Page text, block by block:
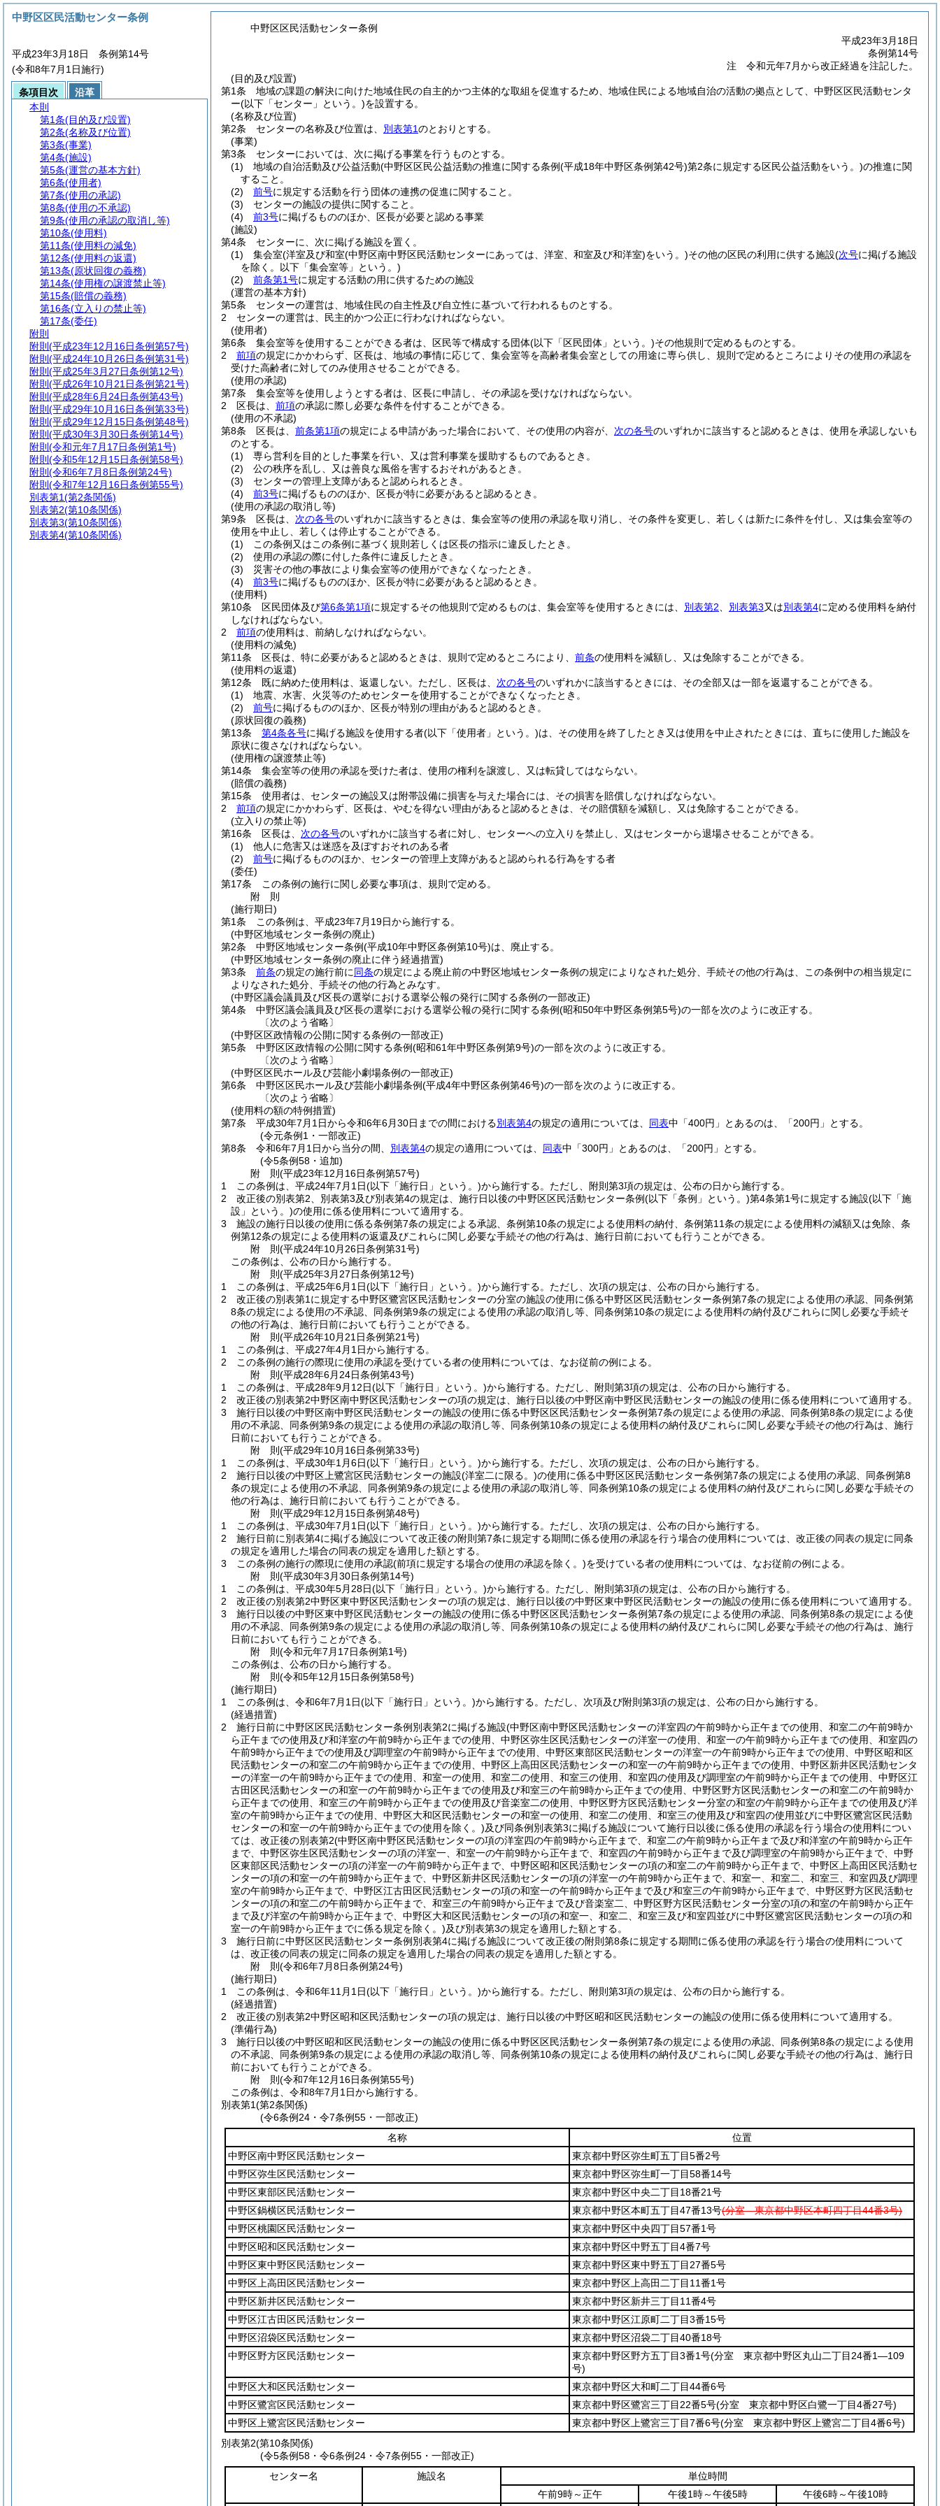
中野区区民活動センター条例
平成23年3月18日
条例第14号
注 令和元年7月から改正経過を注記した。
(目的及び設置)
第1条
地域の課題の解決に向けた地域住民の自主的かつ主体的な取組を促進するため、地域住民による地域自治の活動の拠点として、中野区区民活動センタ
ー(以下「センター」という。)を設置する。
(名称及び位置)
第2条
センターの名称及び位置は、 別表第1のとおりとする。
(事業)
第3条
センターにおいては、次に掲げる事業を行うものとする。
(1)
地域の自治活動及び公益活動(中野区区民公益活動の推進に関する条例(平成18年中野区条例第42号)第2条に規定する区民公益活動をいう。)の推進に関
すること。
(2)
前号に規定する活動を行う団体の連携の促進に関すること。
(3)
センターの施設の提供に関すること。
(4)
前3号に掲げるもののほか、区長が必要と認める事業
(施設)
第4条
センターに、次に掲げる施設を置く。
(1)
集会室(洋室及び和室(中野区南中野区民活動センターにあっては、洋室、和室及び和洋室)をいう。)その他の区民の利用に供する施設(次号に掲げる施設
を除く。以下「集会室等」という。)
(2)
前条第1号に規定する活動の用に供するための施設
(運営の基本方針)
第5条
センターの運営は、地域住民の自主性及び自立性に基づいて行われるものとする。
2
センターの運営は、民主的かつ公正に行わなければならない。
(使用者)
第6条
集会室等を使用することができる者は、区民等で構成する団体(以下「区民団体」という。)その他規則で定めるものとする。
2
前項の規定にかかわらず、区長は、地域の事情に応じて、集会室等を高齢者集会室としての用途に専ら供し、規則で定めるところによりその使用の承認を
受けた高齢者に対してのみ使用させることができる。
(使用の承認)
第7条
集会室等を使用しようとする者は、区長に申請し、その承認を受けなければならない。
2
区長は、 前項の承認に際し必要な条件を付することができる。
(使用の不承認)
第8条
区長は、 前条第1項の規定による申請があった場合において、その使用の内容が、 次の各号のいずれかに該当すると認めるときは、使用を承認しないも
のとする。
(1)
専ら営利を目的とした事業を行い、又は営利事業を援助するものであるとき。
(2)
公の秩序を乱し、又は善良な風俗を害するおそれがあるとき。
(3)
センターの管理上支障があると認められるとき。
(4)
前3号に掲げるもののほか、区長が特に必要があると認めるとき。
(使用の承認の取消し等)
第9条
区長は、 次の各号のいずれかに該当するときは、集会室等の使用の承認を取り消し、その条件を変更し、若しくは新たに条件を付し、又は集会室等の
使用を中止し、若しくは停止することができる。
(1)
この条例又はこの条例に基づく規則若しくは区長の指示に違反したとき。
(2)
使用の承認の際に付した条件に違反したとき。
(3)
災害その他の事故により集会室等の使用ができなくなったとき。
(4)
前3号に掲げるもののほか、区長が特に必要があると認めるとき。
(使用料)
第10条
区民団体及び第6条第1項に規定するその他規則で定めるものは、集会室等を使用するときには、 別表第2 別表第3又は別表第4に定める使用料を納付
しなければならない。
2
前項の使用料は、前納しなければならない。
(使用料の減免)
第11条
区長は、特に必要があると認めるときは、規則で定めるところにより、 前条の使用料を減額し、又は免除することができる。
(使用料の返還)
第12条
既に納めた使用料は、返還しない。 ただし、区長は、 次の各号のいずれかに該当するときには、その全部又は一部を返還することができる。
(1)
地震、水害、火災等のためセンターを使用することができなくなったとき。
(2)
前号に掲げるもののほか、区長が特別の理由があると認めるとき。
(原状回復の義務)
第13条
第4条各号に掲げる施設を使用する者(以下「使用者」という。)は、その使用を終了したとき又は使用を中止されたときには、直ちに使用した施設を
原状に復さなければならない。
(使用権の譲渡禁止等)
第14条
集会室等の使用の承認を受けた者は、使用の権利を譲渡し、又は転貸してはならない。
(賠償の義務)
第15条
使用者は、センターの施設又は附帯設備に損害を与えた場合には、その損害を賠償しなければならない。
2
前項の規定にかかわらず、区長は、やむを得ない理由があると認めるときは、その賠償額を減額し、又は免除することができる。
(立入りの禁止等)
第16条
区長は、 次の各号のいずれかに該当する者に対し、センターへの立入りを禁止し、又はセンターから退場させることができる。
(1)
他人に危害又は迷惑を及ぼすおそれのある者
(2)
前号に掲げるもののほか、センターの管理上支障があると認められる行為をする者
(委任)
第17条
この条例の施行に関し必要な事項は、規則で定める。
附 則
(施行期日)
第1条
この条例は、平成23年7月19日から施行する。
(中野区地域センター条例の廃止)
第2条
中野区地域センター条例(平成10年中野区条例第10号)は、廃止する。
(中野区地域センター条例の廃止に伴う経過措置)
第3条
前条の規定の施行前に同条の規定による廃止前の中野区地域センター条例の規定によりなされた処分、手続その他の行為は、この条例中の相当規定に
よりなされた処分、手続その他の行為とみなす。
(中野区議会議員及び区長の選挙における選挙公報の発行に関する条例の一部改正)
第4条
中野区議会議員及び区長の選挙における選挙公報の発行に関する条例(昭和50年中野区条例第5号)の一部を次のように改正する。
〔次のよう省略〕
(中野区区政情報の公開に関する条例の一部改正)
第5条
中野区区政情報の公開に関する条例(昭和61年中野区条例第9号)の一部を次のように改正する。
〔次のよう省略〕
(中野区区民ホール及び芸能小劇場条例の一部改正)
第6条
中野区区民ホール及び芸能小劇場条例(平成4年中野区条例第46号)の一部を次のように改正する。
〔次のよう省略〕
(使用料の額の特例措置)
第7条
平成30年7月1日から令和6年6月30日までの間における別表第4の規定の適用については、 同表中「400円」とあるのは、「200円」とする。
(令元条例1・一部改正)
第8条
令和6年7月1日から当分の間、 別表第4の規定の適用については、 同表中「300円」とあるのは、「200円」とする。
(令5条例58・追加)
附 則(平成23年12月16日条例第57号)
1
この条例は、平成24年7月1日(以下「施行日」という。)から施行する。 ただし、附則第3項の規定は、公布の日から施行する。
2
改正後の別表第2、別表第3及び別表第4の規定は、施行日以後の中野区区民活動センター条例(以下「条例」という。)第4条第1号に規定する施設(以下「施
設」という。)の使用に係る使用料について適用する。
3
施設の施行日以後の使用に係る条例第7条の規定による承認、条例第10条の規定による使用料の納付、条例第11条の規定による使用料の減額又は免除、条
例第12条の規定による使用料の返還及びこれらに関し必要な手続その他の行為は、施行日前においても行うことができる。
附 則(平成24年10月26日条例第31号)
この条例は、公布の日から施行する。
附 則(平成25年3月27日条例第12号)
1
この条例は、平成25年6月1日(以下「施行日」という。)から施行する。 ただし、次項の規定は、公布の日から施行する。
2
改正後の別表第1に規定する中野区鷺宮区民活動センターの分室の施設の使用に係る中野区区民活動センター条例第7条の規定による使用の承認、同条例第
8条の規定による使用の不承認、同条例第9条の規定による使用の承認の取消し等、同条例第10条の規定による使用料の納付及びこれらに関し必要な手続そ
の他の行為は、施行日前においても行うことができる。
附 則(平成26年10月21日条例第21号)
1
この条例は、平成27年4月1日から施行する。
2
この条例の施行の際現に使用の承認を受けている者の使用料については、なお従前の例による。
附 則(平成28年6月24日条例第43号)
1
この条例は、平成28年9月12日(以下「施行日」という。)から施行する。 ただし、附則第3項の規定は、公布の日から施行する。
2
改正後の別表第2中野区南中野区民活動センターの項の規定は、施行日以後の中野区南中野区民活動センターの施設の使用に係る使用料について適用する。
3
施行日以後の中野区南中野区民活動センターの施設の使用に係る中野区区民活動センター条例第7条の規定による使用の承認、同条例第8条の規定による使
用の不承認、同条例第9条の規定による使用の承認の取消し等、同条例第10条の規定による使用料の納付及びこれらに関し必要な手続その他の行為は、施行
日前においても行うことができる。
附 則(平成29年10月16日条例第33号)
1
この条例は、平成30年1月6日(以下「施行日」という。)から施行する。 ただし、次項の規定は、公布の日から施行する。
2
施行日以後の中野区上鷺宮区民活動センターの施設(洋室二に限る。)の使用に係る中野区区民活動センター条例第7条の規定による使用の承認、同条例第8
条の規定による使用の不承認、同条例第9条の規定による使用の承認の取消し等、同条例第10条の規定による使用料の納付及びこれらに関し必要な手続その
他の行為は、施行日前においても行うことができる。
附 則(平成29年12月15日条例第48号)
1
この条例は、平成30年7月1日(以下「施行日」という。)から施行する。 ただし、次項の規定は、公布の日から施行する。
2
施行日前に別表第4に掲げる施設について改正後の附則第7条に規定する期間に係る使用の承認を行う場合の使用料については、改正後の同表の規定に同条
の規定を適用した場合の同表の規定を適用した額とする。
3
この条例の施行の際現に使用の承認(前項に規定する場合の使用の承認を除く。)を受けている者の使用料については、なお従前の例による。
附 則(平成30年3月30日条例第14号)
1
この条例は、平成30年5月28日(以下「施行日」という。)から施行する。 ただし、附則第3項の規定は、公布の日から施行する。
2
改正後の別表第2中野区東中野区民活動センターの項の規定は、施行日以後の中野区東中野区民活動センターの施設の使用に係る使用料について適用する。
3
施行日以後の中野区東中野区民活動センターの施設の使用に係る中野区区民活動センター条例第7条の規定による使用の承認、同条例第8条の規定による使
用の不承認、同条例第9条の規定による使用の承認の取消し等、同条例第10条の規定による使用料の納付及びこれらに関し必要な手続その他の行為は、施行
日前においても行うことができる。
附 則(令和元年7月17日条例第1号)
この条例は、公布の日から施行する。
附 則(令和5年12月15日条例第58号)
(施行期日)
1
この条例は、令和6年7月1日(以下「施行日」という。)から施行する。 ただし、次項及び附則第3項の規定は、公布の日から施行する。
(経過措置)
2
施行日前に中野区区民活動センター条例別表第2に掲げる施設(中野区南中野区民活動センターの洋室四の午前9時から正午までの使用、和室二の午前9時か
ら正午までの使用及び和洋室の午前9時から正午までの使用、中野区弥生区民活動センターの洋室一の使用、和室一の午前9時から正午までの使用、和室四の
午前9時から正午までの使用及び調理室の午前9時から正午までの使用、中野区東部区民活動センターの洋室一の午前9時から正午までの使用、中野区昭和区
民活動センターの和室二の午前9時から正午までの使用、中野区上高田区民活動センターの和室一の午前9時から正午までの使用、中野区新井区民活動センタ
ーの洋室一の午前9時から正午までの使用、和室一の使用、和室二の使用、和室三の使用、和室四の使用及び調理室の午前9時から正午までの使用、中野区江
古田区民活動センターの和室一の午前9時から正午までの使用及び和室三の午前9時から正午までの使用、中野区野方区民活動センターの和室二の午前9時か
ら正午までの使用、和室三の午前9時から正午までの使用及び音楽室二の使用、中野区野方区民活動センター分室の和室の午前9時から正午までの使用及び洋
室の午前9時から正午までの使用、中野区大和区民活動センターの和室一の使用、和室二の使用、和室三の使用及び和室四の使用並びに中野区鷺宮区民活動
センターの和室一の午前9時から正午までの使用を除く。)及び同条例別表第3に掲げる施設について施行日以後に係る使用の承認を行う場合の使用料につい
ては、改正後の別表第2(中野区南中野区民活動センターの項の洋室四の午前9時から正午まで、和室二の午前9時から正午まで及び和洋室の午前9時から正午
まで、中野区弥生区民活動センターの項の洋室一、和室一の午前9時から正午まで、和室四の午前9時から正午まで及び調理室の午前9時から正午まで、中野
区東部区民活動センターの項の洋室一の午前9時から正午まで、中野区昭和区民活動センターの項の和室二の午前9時から正午まで、中野区上高田区民活動セ
ンターの項の和室一の午前9時から正午まで、中野区新井区民活動センターの項の洋室一の午前9時から正午まで、和室一、和室二、和室三、和室四及び調理
室の午前9時から正午まで、中野区江古田区民活動センターの項の和室一の午前9時から正午まで及び和室三の午前9時から正午まで、中野区野方区民活動セ
ンターの項の和室二の午前9時から正午まで、和室三の午前9時から正午まで及び音楽室二、中野区野方区民活動センター分室の項の和室の午前9時から正午
まで及び洋室の午前9時から正午まで、中野区大和区民活動センターの項の和室一、和室二、和室三及び和室四並びに中野区鷺宮区民活動センターの項の和
室一の午前9時から正午までに係る規定を除く。)及び別表第3の規定を適用した額とする。
3
施行日前に中野区区民活動センター条例別表第4に掲げる施設について改正後の附則第8条に規定する期間に係る使用の承認を行う場合の使用料について
は、改正後の同表の規定に同条の規定を適用した場合の同表の規定を適用した額とする。
附 則(令和6年7月8日条例第24号)
(施行期日)
1
この条例は、令和6年11月1日(以下「施行日」という。)から施行する。 ただし、附則第3項の規定は、公布の日から施行する。
(経過措置)
2
改正後の別表第2中野区昭和区民活動センターの項の規定は、施行日以後の中野区昭和区民活動センターの施設の使用に係る使用料について適用する。
(準備行為)
3
施行日以後の中野区昭和区民活動センターの施設の使用に係る中野区区民活動センター条例第7条の規定による使用の承認、同条例第8条の規定による使用
の不承認、同条例第9条の規定による使用の承認の取消し等、同条例第10条の規定による使用料の納付及びこれらに関し必要な手続その他の行為は、施行日
前においても行うことができる。
附 則(令和7年12月16日条例第55号)
この条例は、令和8年7月1日から施行する。
別表第1(第2条関係)
(令6条例24・令7条例55・一部改正)
名称
位置
中野区南中野区民活動センター
東京都中野区弥生町五丁目5番2号
中野区弥生区民活動センター
東京都中野区弥生町一丁目58番14号
中野区東部区民活動センター
東京都中野区中央二丁目18番21号
中野区鍋横区民活動センター
東京都中野区本町五丁目47番13号(分室 東京都中野区本町四丁目44番3号)
中野区桃園区民活動センター
東京都中野区中央四丁目57番1号
中野区昭和区民活動センター
東京都中野区中野五丁目4番7号
中野区東中野区民活動センター
東京都中野区東中野五丁目27番5号
中野区上高田区民活動センター
東京都中野区上高田二丁目11番1号
中野区新井区民活動センター
東京都中野区新井三丁目11番4号
中野区江古田区民活動センター
東京都中野区江原町二丁目3番15号
中野区沼袋区民活動センター
東京都中野区沼袋二丁目40番18号
中野区野方区民活動センター
東京都中野区野方五丁目3番1号(分室 東京都中野区丸山二丁目24番1―109
号)
中野区大和区民活動センター
東京都中野区大和町二丁目44番6号
中野区鷺宮区民活動センター
東京都中野区鷺宮三丁目22番5号(分室 東京都中野区白鷺一丁目4番27号)
中野区上鷺宮区民活動センター
東京都中野区上鷺宮三丁目7番6号(分室 東京都中野区上鷺宮二丁目4番6号)
別表第2(第10条関係)
(令5条例58・令6条例24・令7条例55・一部改正)
センター名
施設名
単位時間
午前9時～正午
午後1時～午後5時 午後6時～午後10時
中野区区民活動センター条例
平成23年3月18日 条例第14号
(令和8年7月1日施行)
条項目次
沿革
本則
第1条(目的及び設置)
第2条(名称及び位置)
第3条(事業)
第4条(施設)
第5条(運営の基本方針)
第6条(使用者)
第7条(使用の承認)
第8条(使用の不承認)
第9条(使用の承認の取消し等)
第10条(使用料)
第11条(使用料の減免)
第12条(使用料の返還)
第13条(原状回復の義務)
第14条(使用権の譲渡禁止等)
第15条(賠償の義務)
第16条(立入りの禁止等)
第17条(委任)
附則
附則 (平成23年12月16日条例第57号)
附則 (平成24年10月26日条例第31号)
附則 (平成25年3月27日条例第12号)
附則 (平成26年10月21日条例第21号)
附則 (平成28年6月24日条例第43号)
附則 (平成29年10月16日条例第33号)
附則 (平成29年12月15日条例第48号)
附則 (平成30年3月30日条例第14号)
附則 (令和元年7月17日条例第1号)
附則 (令和5年12月15日条例第58号)
附則 (令和6年7月8日条例第24号)
附則 (令和7年12月16日条例第55号)
別表第1(第2条関係)
別表第2(第10条関係)
別表第3(第10条関係)
別表第4(第10条関係)